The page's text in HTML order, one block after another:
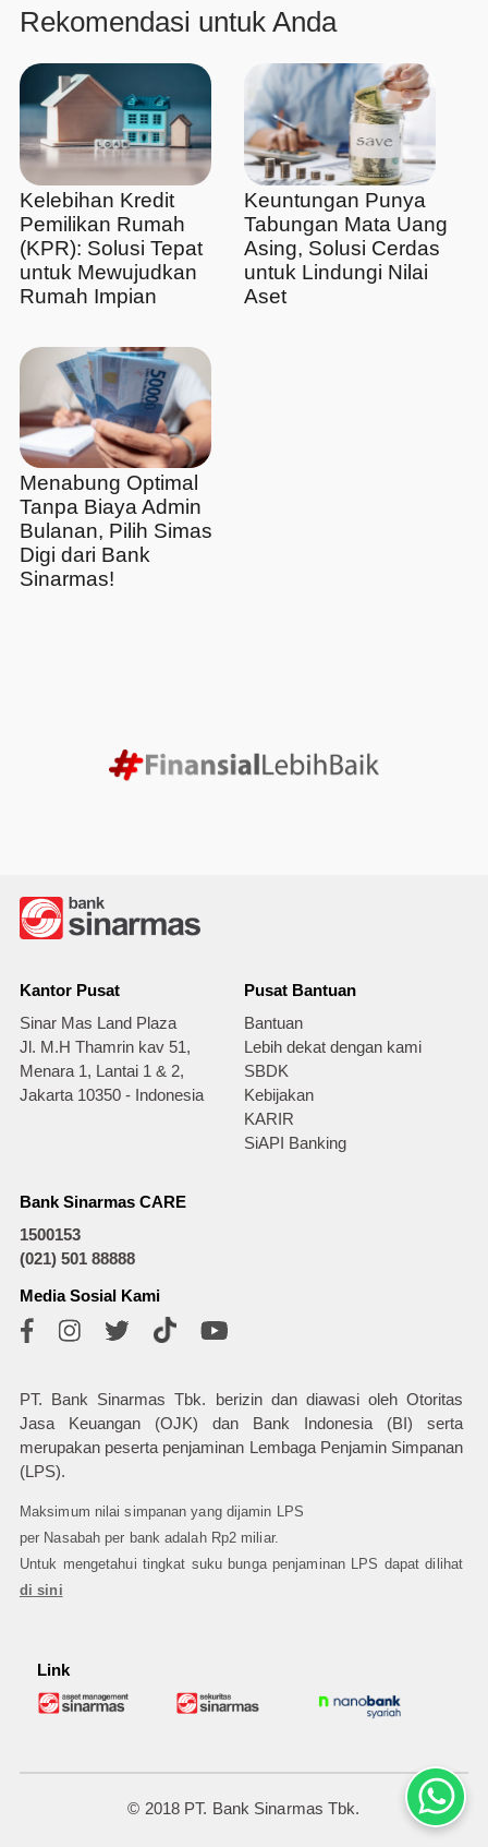
Rekomendasi untuk Anda
Kelebihan Kredit
Pemilikan Rumah
(KPR): Solusi Tepat
untuk Mewujudkan
Rumah Impian
Keuntungan Punya
Tabungan Mata Uang
Asing, Solusi Cerdas
untuk Lindungi Nilai
Aset
Menabung Optimal
Tanpa Biaya Admin
Bulanan, Pilih Simas
Digi dari Bank
Sinarmas!
Kantor Pusat
Sinar Mas Land Plaza
Jl. M.H Thamrin kav 51,
Menara 1, Lantai 1 & 2,
Jakarta 10350 - Indonesia
Pusat Bantuan
Bantuan
Lebih dekat dengan kami
SBDK
Kebijakan
KARIR
SiAPI Banking
Bank Sinarmas CARE
1500153
(021) 501 88888
Media Sosial Kami
PT. Bank Sinarmas Tbk. berizin dan diawasi oleh Otoritas
Jasa Keuangan (OJK) dan Bank Indonesia (BI) serta
merupakan peserta penjaminan Lembaga Penjamin Simpanan
(LPS).
Maksimum nilai simpanan yang dijamin LPS
per Nasabah per bank adalah Rp2 miliar.
Untuk mengetahui tingkat suku bunga penjaminan LPS dapat dilihat
di sini
Link
© 2018 PT. Bank Sinarmas Tbk.